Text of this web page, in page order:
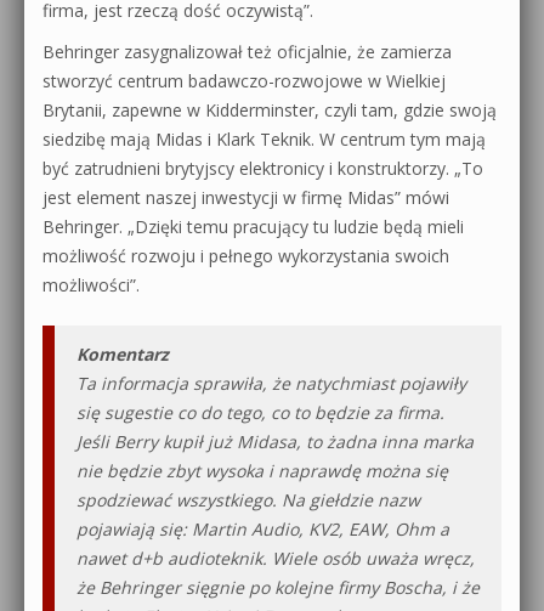
firma, jest rzeczą dość oczywistą”.
Behringer zasygnalizował też oficjalnie, że zamierza
stworzyć centrum badawczo-rozwojowe w Wielkiej
Brytanii, zapewne w Kidderminster, czyli tam, gdzie swoją
siedzibę mają Midas i Klark Teknik. W centrum tym mają
być zatrudnieni brytyjscy elektronicy i konstruktorzy. „To
jest element naszej inwestycji w firmę Midas” mówi
Behringer. „Dzięki temu pracujący tu ludzie będą mieli
możliwość rozwoju i pełnego wykorzystania swoich
możliwości”.
Komentarz
Ta informacja sprawiła, że natychmiast pojawiły
się sugestie co do tego, co to będzie za firma.
Jeśli Berry kupił już Midasa, to żadna inna marka
nie będzie zbyt wysoka i naprawdę można się
spodziewać wszystkiego. Na giełdzie nazw
pojawiają się: Martin Audio, KV2, EAW, Ohm a
nawet d+b audioteknik. Wiele osób uważa wręcz,
że Behringer sięgnie po kolejne firmy Boscha, i że